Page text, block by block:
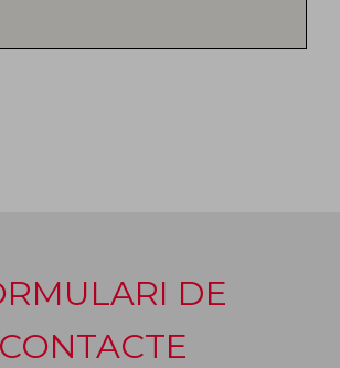
DE
CONTACTE